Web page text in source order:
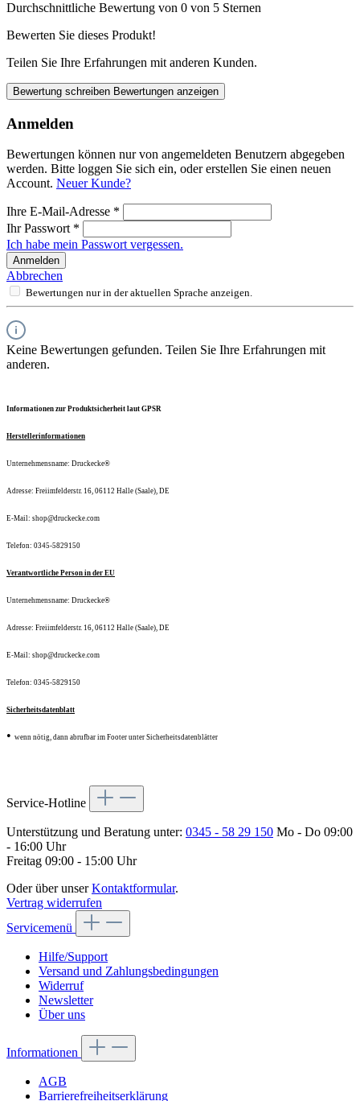
Durchschnittliche Bewertung von 0 von 5 Sternen
Bewerten Sie dieses Produkt!
Teilen Sie Ihre Erfahrungen mit anderen Kunden.
Bewertung schreiben Bewertungen anzeigen
Anmelden
Bewertungen können nur von angemeldeten Benutzern abgegeben
werden. Bitte loggen Sie sich ein, oder erstellen Sie einen neuen
Account. Neuer Kunde?
Ihre E-Mail-Adresse *
Ihr Passwort *
Ich habe mein Passwort vergessen.
Anmelden
Abbrechen
Bewertungen nur in der aktuellen Sprache anzeigen.
Keine Bewertungen gefunden. Teilen Sie Ihre Erfahrungen mit
anderen.
Informationen zur Produktsicherheit laut GPSR
Herstellerinformationen
Unternehmensname: Druckecke®
Adresse: Freiimfelderstr. 16, 06112 Halle (Saale), DE
E-Mail: shop@druckecke.com
Telefon: 0345-5829150
Verantwortliche Person in der EU
Unternehmensname: Druckecke®
Adresse: Freiimfelderstr. 16, 06112 Halle (Saale), DE
E-Mail: shop@druckecke.com
Telefon: 0345-5829150
Sicherheitsdatenblatt
• wenn nötig, dann abrufbar im Footer unter Sicherheitsdatenblätter
Service-Hotline
Unterstützung und Beratung unter: 0345 - 58 29 150 Mo - Do 09:00
- 16:00 Uhr
Freitag 09:00 - 15:00 Uhr
Oder über unserKontaktformular.
Vertrag widerrufen
Servicemenü
Hilfe/Support
Versand und Zahlungsbedingungen
Widerruf
Newsletter
Über uns
Informationen
AGB
Barrierefreiheitserklärung